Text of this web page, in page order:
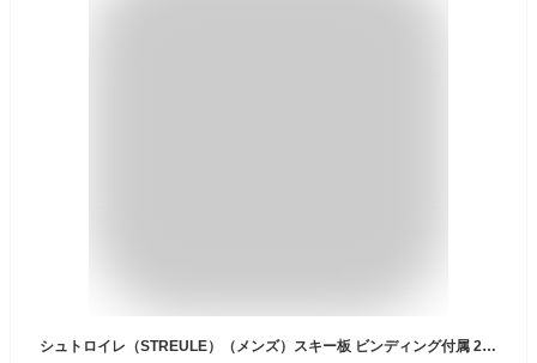
シュトロイレ（STREULE）（メンズ）スキー板 ビンディング付属 23‐24 ST‐C RD+SLR9 ST23FG0002 RED